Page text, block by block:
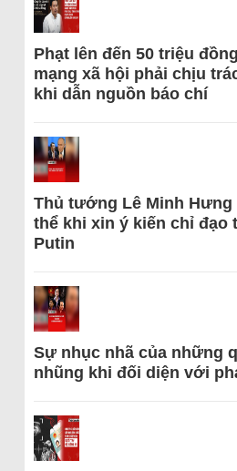
Phạt lên đến 50 triệu
mạng xã hội phải chịu
khi dẫn nguồn báo chí
Thủ tướng Lê Minh Hưng
thể khi xin ý kiến chỉ đạo
Putin
Sự nhục nhã của những
nhũng khi đối diện với